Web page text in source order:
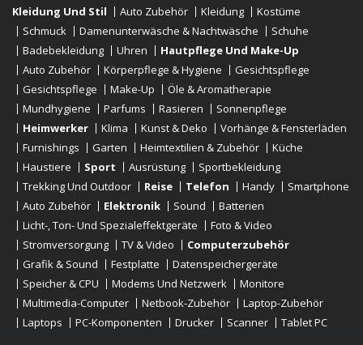
Kleidung Und Stil Auto Zubehör Kleidung
Kostüme
Schmuck
Damenunterwäsche & Nachtwäsche
Schuhe
Badebekleidung
Uhren
Hautpflege Und Make-Up
Auto Zubehör
Körperpflege & Hygiene
Gesichtspflege
Gesichtspflege
Make-Up
Öle & Aromatherapie
Mundhygiene
Parfums Rasieren
Sonnenpflege
Heimwerker
Klima Kunst & Deko
Vorhänge & Fensterläden
Furnishings
Garten Heimtextilien & Zubehör
Küche
Haustiere
Sport Ausrüstung
Sportbekleidung
Trekking Und Outdoor
Reise Telefon Handy
Smartphone
Auto Zubehör
Elektronik Sound
Batterien
Licht-, Ton- Und Spezialeffektgeräte
Foto & Video
Stromversorgung
TV & Video
Computerzubehör
Grafik & Sound
Festplatte
Datenspeichergeräte
Speicher & CPU
Modems Und Netzwerk
Monitore
Multimedia-Computer
Netbook-Zubehör
Laptop-Zubehör
Laptops
PC-Komponenten Drucker Scanner
Tablet PC